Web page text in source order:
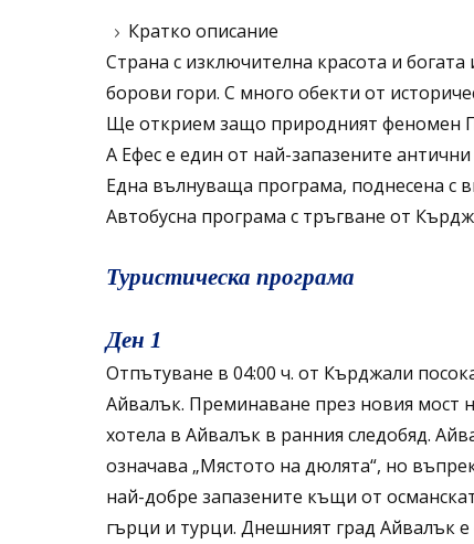
Кратко описание
Страна с изключителна красота и
борови гори. С много обекти от
Ще открием защо природният феномен
А Ефес е един от най-запазените
Една вълнуваща програма, поднесена с
Автобусна програма с тръгване от
Туристическа програма
Ден 1
Отпътуване в 04:00 ч. от Кърджали
Айвалък. Преминаване през новия мост
хотела в Айвалък в ранния следобяд.
означава „Мястото на дюлята“, но
най-добре запазените къщи от
гърци и турци. Днешният град Айвалък